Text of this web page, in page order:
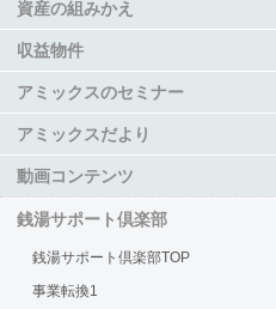
資産の組みかえ
収益物件
アミックスのセミナー
アミックスだより
動画コンテンツ
銭湯サポート倶楽部
銭湯サポート倶楽部TOP
事業転換1